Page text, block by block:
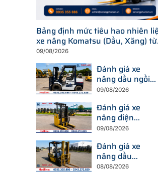
Bảng định mức tiêu hao nhiên
xe nâng Komatsu (Dầu, Xăng) từ
1.0 đến 25 tấn
09/08/2026
Đánh giá xe
nâng dầu ngồi
lái Komatsu 2,5
FD25-11
09/08/2026
Đánh giá xe
nâng điện
Komatsu 1.5 tấn:
lái) và FB15RLF-
15 (Đứng lái)
09/08/2026
Đánh giá xe
nâng dầu
Komatsu 3 tấn:
08/08/2026